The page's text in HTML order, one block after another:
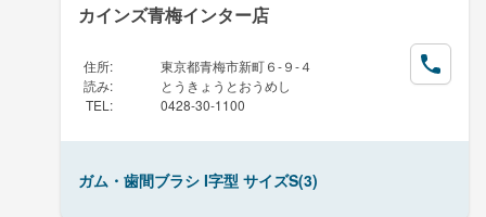
カインズ青梅インター店
住所:
東京都青梅市新町６-９-４
読み:
とうきょうとおうめし
TEL : 0428-30-1100
ガム・歯間ブラシ I字型 サイズS(3)